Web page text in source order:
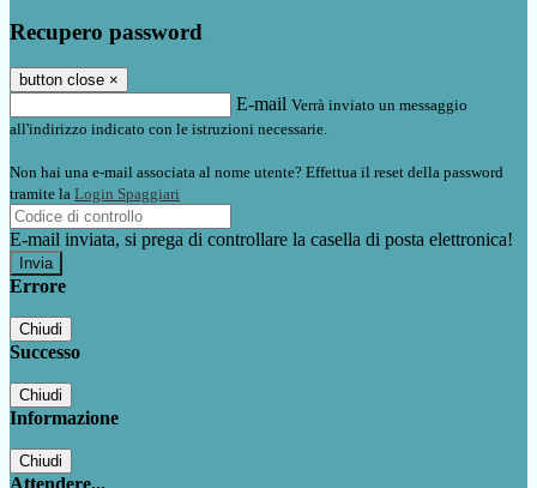
Recupero password
button close ×
E-mail Verrà inviato un messaggio
all'indirizzo indicato con le istruzioni necessarie.
Non hai una e-mail associata al nome utente? Effettua il reset della password
tramite la Login Spaggiari
E-mail inviata, si prega di controllare la casella di posta elettronica!
Errore
Chiudi
Successo
Chiudi
Informazione
Chiudi